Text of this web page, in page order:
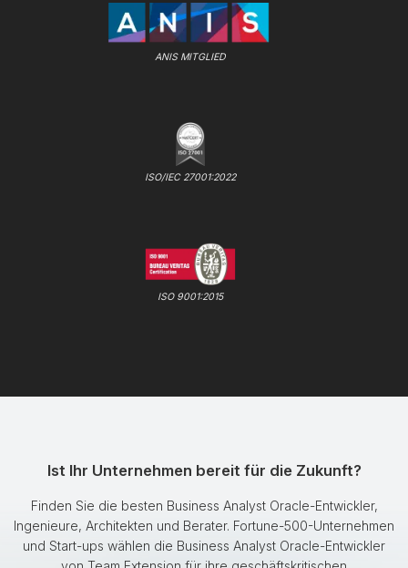
ANIS MITGLIED
ISO/IEC 27001:2022
ISO 9001:2015
Ist Ihr Unternehmen bereit für die Zukunft?
Finden Sie die besten Business Analyst Oracle-Entwickler,
Ingenieure, Architekten und Berater. Fortune-500-Unternehmen
und Start-ups wählen die Business Analyst Oracle-Entwickler